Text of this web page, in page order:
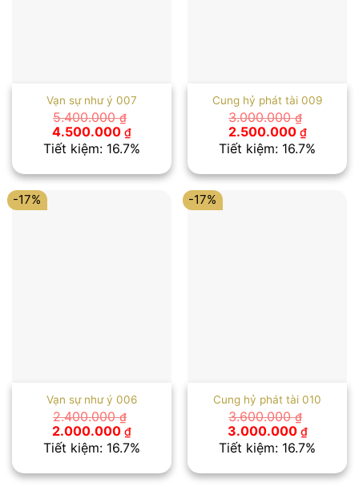
Vạn sự như ý 007
5.400.000₫
Giá
gốc
là:
4.500.000 ₫Giá
hiện
tại
4.500.000 ₫.
Tiết kiệm: 16.7%
Cung hỷ phát tài 009
3.000.000₫
Giá
gốc
là:
2.500.000 ₫Giá
hiện
tại
Tiết kiệm: 16.7%
-17%
Vạn sự như ý 006
2.400.000₫
Giá
gốc
là:
2.000.000 ₫Giá
hiện
tại
2.000.000 ₫.
Tiết kiệm: 16.7%
-17%
Cung hỷ phát tài 010
3.600.000₫
Giá
gốc
là:
3.000.000 ₫Giá
hiện
tại
Tiết kiệm: 16.7%